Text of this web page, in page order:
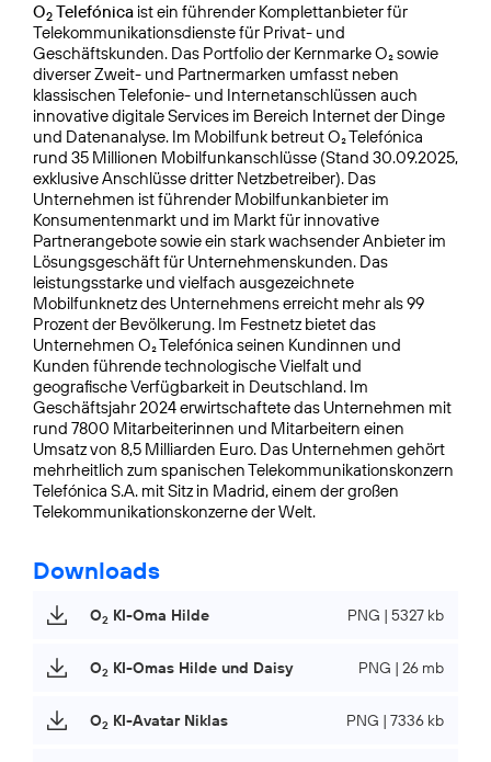
O2 Telefónica ist ein führender Komplettanbieter für
Telekommunikationsdienste für Privat- und
Geschäftskunden. Das Portfolio der Kernmarke O₂ sowie
diverser Zweit- und Partnermarken umfasst neben
klassischen Telefonie- und Internetanschlüssen auch
innovative digitale Services im Bereich Internet der Dinge
und Datenanalyse. Im Mobilfunk betreut O₂ Telefónica
rund 35 Millionen Mobilfunkanschlüsse (Stand 30.09.2025,
exklusive Anschlüsse dritter Netzbetreiber). Das
Unternehmen ist führender Mobilfunkanbieter im
Konsumentenmarkt und im Markt für innovative
Partnerangebote sowie ein stark wachsender Anbieter im
Lösungsgeschäft für Unternehmenskunden. Das
leistungsstarke und vielfach ausgezeichnete
Mobilfunknetz des Unternehmens erreicht mehr als 99
Prozent der Bevölkerung. Im Festnetz bietet das
Unternehmen O₂ Telefónica seinen Kundinnen und
Kunden führende technologische Vielfalt und
geografische Verfügbarkeit in Deutschland. Im
Geschäftsjahr 2024 erwirtschaftete das Unternehmen mit
rund 7800 Mitarbeiterinnen und Mitarbeitern einen
Umsatz von 8,5 Milliarden Euro. Das Unternehmen gehört
mehrheitlich zum spanischen Telekommunikationskonzern
Telefónica S.A. mit Sitz in Madrid, einem der großen
Telekommunikationskonzerne der Welt.
Downloads
O2 KI-Oma Hilde PNG | 5327 kb
O2 KI-Omas Hilde und Daisy PNG | 26 mb
O2 KI-Avatar Niklas PNG | 7336 kb